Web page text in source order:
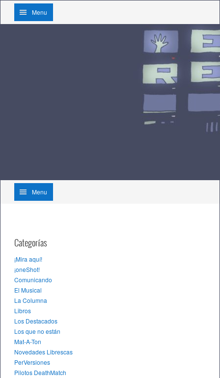
Menu
Menu
Categorías
¡Mira aquí!
¡oneShot!
Comunicando
El Musical
La Columna
Libros
Los Destacados
Los que no están
Mat-A-Ton
Novedades Librescas
PerVersiones
Pilotos DeathMatch